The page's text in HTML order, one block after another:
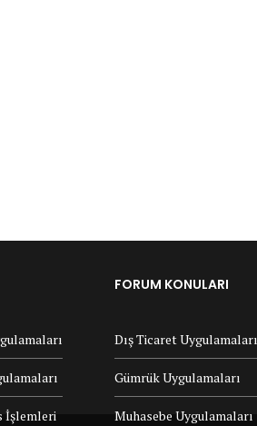
İşlemleri
FORUM KONULARI
Dış Ticaret Uygulamaları
Gümrük Uygulamaları
Muhasebe Uygulamaları